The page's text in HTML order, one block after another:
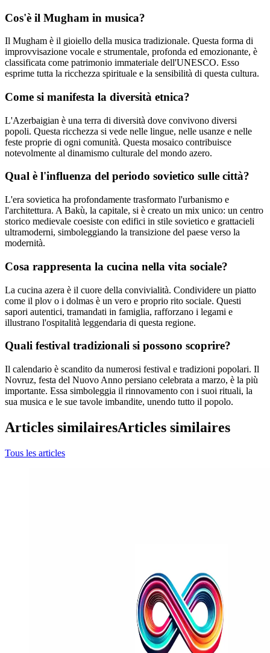
Cos'è il Mugham in musica?
Il Mugham è il gioiello della musica tradizionale. Questa forma di
improvvisazione vocale e strumentale, profonda ed emozionante, è
classificata come patrimonio immateriale dell'UNESCO. Esso
esprime tutta la ricchezza spirituale e la sensibilità di questa cultura.
Come si manifesta la diversità etnica?
L'Azerbaigian è una terra di diversità dove convivono diversi
popoli. Questa ricchezza si vede nelle lingue, nelle usanze e nelle
feste proprie di ogni comunità. Questa mosaico contribuisce
notevolmente al dinamismo culturale del mondo azero.
Qual è l'influenza del periodo sovietico sulle città?
L'era sovietica ha profondamente trasformato l'urbanismo e
l'architettura. A Bakù, la capitale, si è creato un mix unico: un centro
storico medievale coesiste con edifici in stile sovietico e grattacieli
ultramoderni, simboleggiando la transizione del paese verso la
modernità.
Cosa rappresenta la cucina nella vita sociale?
La cucina azera è il cuore della convivialità. Condividere un piatto
come il plov o i dolmas è un vero e proprio rito sociale. Questi
sapori autentici, tramandati in famiglia, rafforzano i legami e
illustrano l'ospitalità leggendaria di questa regione.
Quali festival tradizionali si possono scoprire?
Il calendario è scandito da numerosi festival e tradizioni popolari. Il
Novruz, festa del Nuovo Anno persiano celebrata a marzo, è la più
importante. Essa simboleggia il rinnovamento con i suoi rituali, la
sua musica e le sue tavole imbandite, unendo tutto il popolo.
Articles similairesArticles similaires
Tous les articles